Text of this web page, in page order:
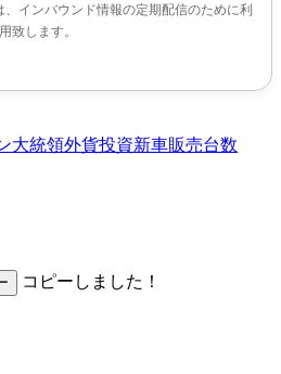
インバウンド情報の定期配信のために利
用致します。
大統領外貨投資新車販売台数
コピーしました！